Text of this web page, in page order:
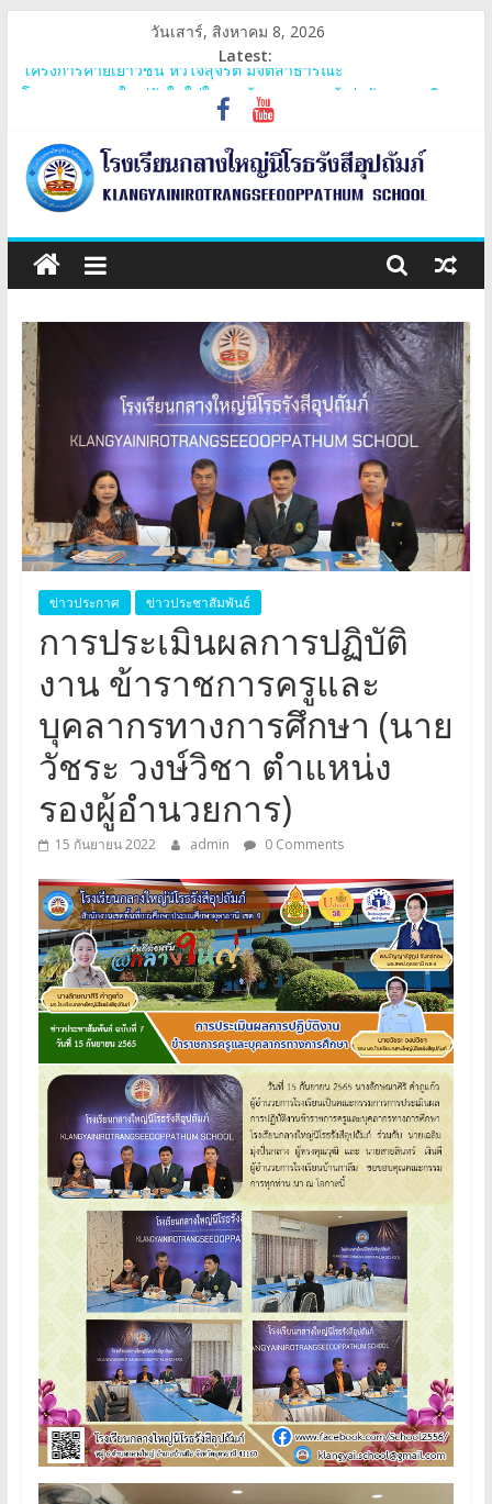
content
วันเสาร์, สิงหาคม 8, 2026
Latest:
โครงการค่ายเยาวชน หัวใจสุจริต มีจิตสาธารณะ
โครงการกลางใหญ่วัยใสใส่ใจรอบรู้สุขภาพและรู้เท่าทันยาเสพติด
ประชุมสามัญกลุ่มเครือข่ายภูพระบาท
โครงการ 60 ปี ไทยฮอนด้า ขับขี่ปลอดภัย เพื่อสังคมไทยยั่งยืน มอบ
หมวกนิรภัย
การรับเงินอุดหนุนยากจนพิเศษกองทุนเพื่อความเสมอภาคทางการ
โรงเรียน
กลาง
ใหญ่
นิโรธ
รังสี
อุปถัมภ์
Klangyai
ข่าวประกาศ ข่าวประชาสัมพันธ์
การประเมินผลการปฏิบัติ
งาน ข้าราชการครูและ
บุคลากรทางการศึกษา (นาย
วัชระ วงษ์วิชา ตำแหน่ง
รองผู้อำนวยการ)
15 กันยายน 2022 admin 0 Comments